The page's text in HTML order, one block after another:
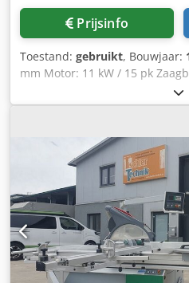
Prijsinfo
Toestand: gebruikt, Bouwjaar:
mm Motor: 11 kW / 15 pk
1050 mm, voorbereid voor
snedenaanduiding
kantelverstelling 5000 x 1400
kg Opslaglocatie: Nattheim